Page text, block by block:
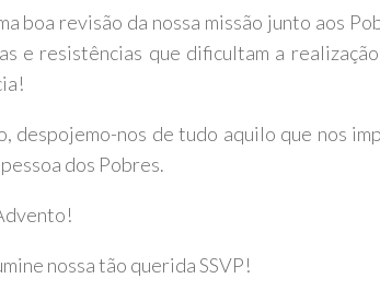
boa revisão da nossa missão junto aos
e resistências que dificultam a
despojemo-nos de tudo aquilo que nos
dos Pobres.
nossa tão querida SSVP!